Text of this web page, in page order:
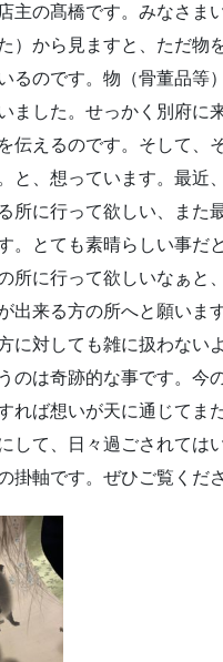
主の髙橋です。みなさま
）から見ますと、ただ物
るのです。物（骨董品等
ました。せっかく別府
伝えるのです。そして、
と、想っています。最近
所に行って欲しい、また
。とても素晴らしい事だ
所に行って欲しいなぁと
出来る方の所へと願いま
に対しても雑に扱わない
のは奇跡的な事です。今
れば想いが天に通じてま
して、日々過ごされては
掛軸です。ぜひご覧くださ